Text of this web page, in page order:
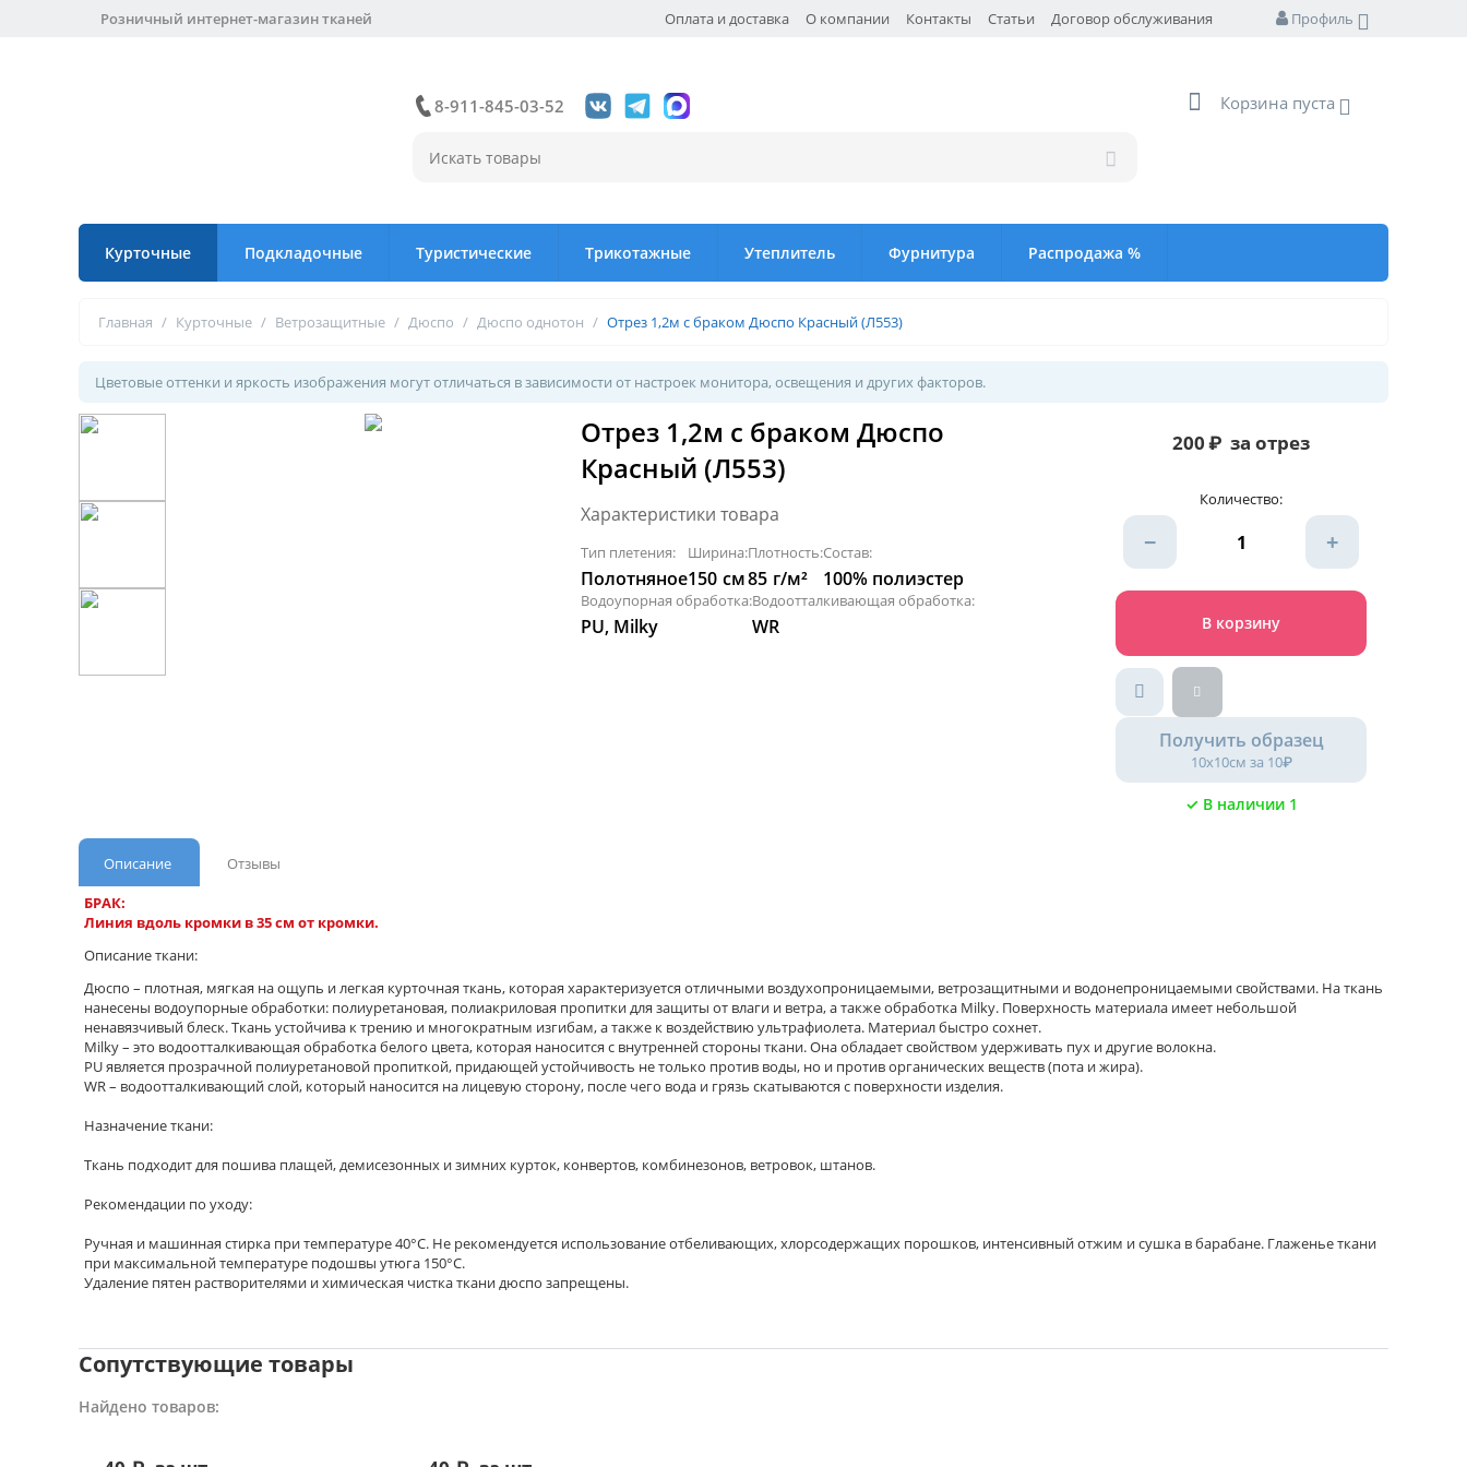
Профиль
Оплата и доставка О компании Контакты Статьи Договор обслуживания
Розничный интернет-магазин тканей
8-911-845-03-52 Корзина пуста
Курточные Подкладочные Туристические Трикотажные Утеплитель Фурнитура Распродажа %
Главная / Курточные / Ветрозащитные / Дюспо / Дюспо однотон / Отрез 1,2м с браком Дюспо Красный (Л553)
Цветовые оттенки и яркость изображения могут отличаться в зависимости от настроек монитора, освещения и других факторов.
Отрез 1,2м с браком Дюспо
Красный (Л553)
Характеристики товара
Тип плетения:
Полотняное
Ширина:
150 см
Плотность:
85 г/м²
Состав:
100% полиэстер
Водоупорная обработка:
PU, Milky
Водоотталкивающая обработка:
WR
200₽ за отрез
Количество:
+
−
В корзину
Получить образец
10х10см за 10₽
✓ В наличии 1
Описание
Отзывы
БРАК:
Линия вдоль кромки в 35 см от кромки.
Описание ткани:
Дюспо – плотная, мягкая на ощупь и легкая курточная ткань, которая характеризуется отличными воздухопроницаемыми, ветрозащитными и водонепроницаемыми свойствами. На ткань
нанесены водоупорные обработки: полиуретановая, полиакриловая пропитки для защиты от влаги и ветра, а также обработка Milky. Поверхность материала имеет небольшой
ненавязчивый блеск. Ткань устойчива к трению и многократным изгибам, а также к воздействию ультрафиолета. Материал быстро сохнет.
Milky – это водоотталкивающая обработка белого цвета, которая наносится с внутренней стороны ткани. Она обладает свойством удерживать пух и другие волокна.
PU является прозрачной полиуретановой пропиткой, придающей устойчивость не только против воды, но и против органических веществ (пота и жира).
WR – водоотталкивающий слой, который наносится на лицевую сторону, после чего вода и грязь скатываются с поверхности изделия.
Назначение ткани:
Ткань подходит для пошива плащей, демисезонных и зимних курток, конвертов, комбинезонов, ветровок, штанов.
Рекомендации по уходу:
Ручная и машинная стирка при температуре 40°С. Не рекомендуется использование отбеливающих, хлорсодержащих порошков, интенсивный отжим и сушка в барабане. Глаженье ткани
при максимальной температуре подошвы утюга 150°С.
Удаление пятен растворителями и химическая чистка ткани дюспо запрещены.
Сопутствующие товары
Найдено товаров: